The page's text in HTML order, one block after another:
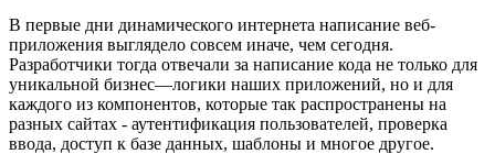
В первые дни динамического интернета написание веб-
приложения выглядело совсем иначе, чем сегодня.
Разработчики тогда отвечали за написание кода не только для
уникальной бизнес—логики наших приложений, но и для
каждого из компонентов, которые так распространены на
разных сайтах - аутентификация пользователей, проверка
ввода, доступ к базе данных, шаблоны и многое другое.